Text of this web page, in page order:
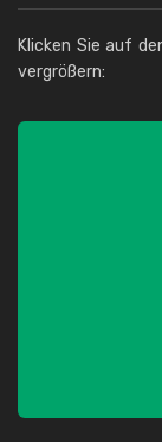
Klicken Sie auf
vergrößern: